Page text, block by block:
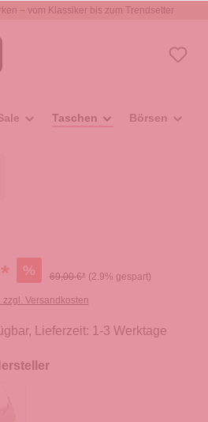
– vom Klassiker bis zum Trendsetter
Taschen Börsen
% 69,00 €* (2.9% gespart)
zzgl. Versandkosten
Lieferzeit: 1-3 Werktage